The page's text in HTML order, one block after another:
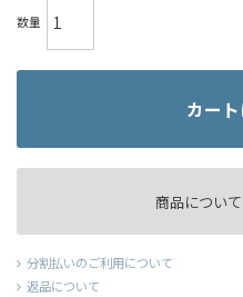
カー
商品につい
分割払いのご利用について
返品について